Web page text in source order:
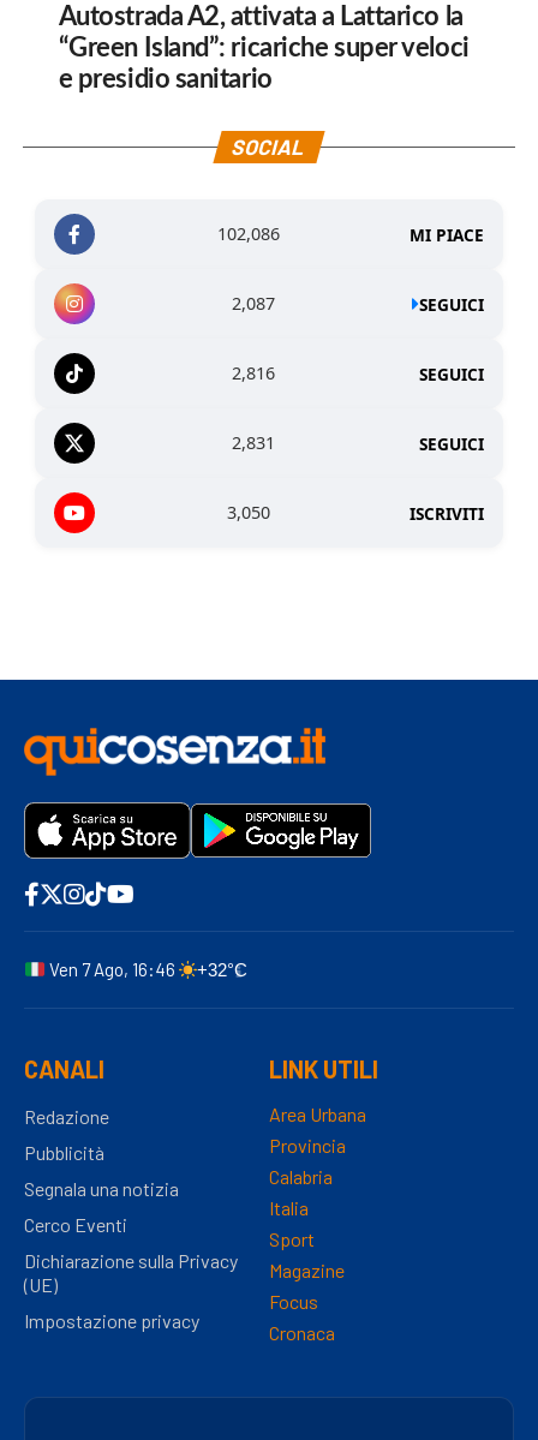
Autostrada A2, attivata a Lattarico la
“Green Island”: ricariche super veloci
e presidio sanitario
SOCIAL
102,086 MI PIACE
2,087 SEGUICI
2,816 SEGUICI
2,831 SEGUICI
3,050 ISCRIVITI
Ven 7 Ago, 16:46 +32°C
CANALI
Redazione
Pubblicità
Segnala una notizia
Cerco Eventi
Dichiarazione sulla Privacy
(UE)
Impostazione privacy
LINK UTILI
Area Urbana
Provincia
Calabria
Italia
Sport
Magazine
Focus
Cronaca